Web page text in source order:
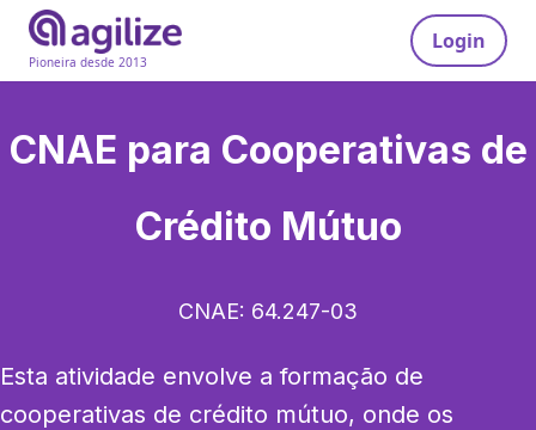
Pioneira desde 2013
Login
CNAE para Cooperativas de
Crédito Mútuo
CNAE: 64.247-03
Esta atividade envolve a formação de
cooperativas de crédito mútuo, onde os